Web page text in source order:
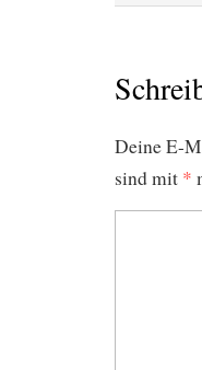
Deine E-
sind mit *